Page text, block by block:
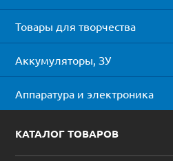
Товары для творчества
Аккумуляторы, ЗУ
Аппаратура и электроника
КАТАЛОГ ТОВАРОВ